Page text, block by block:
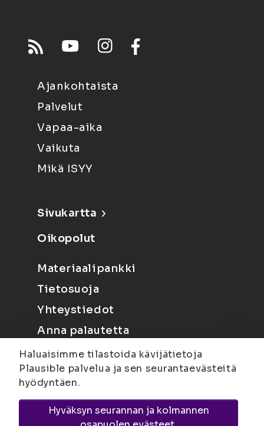
Ajankohtaista
Palvelut
Vapaa-aika
Vaikuta
Mikä ISYY
Sivukartta
Oikopolut
Materiaalipankki
Tietosuoja
Yhteystiedot
Anna palautetta
Joensuu Suvantokatu 6, 80100 Joensuu |
Haluaisimme tilastoida kävijätietoja
Plausible palvelua ja sen seurantaevästeitä
hyödyntäen.
Hyväksyn seurannan ja kolmannen